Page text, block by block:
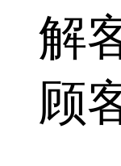
解
顾